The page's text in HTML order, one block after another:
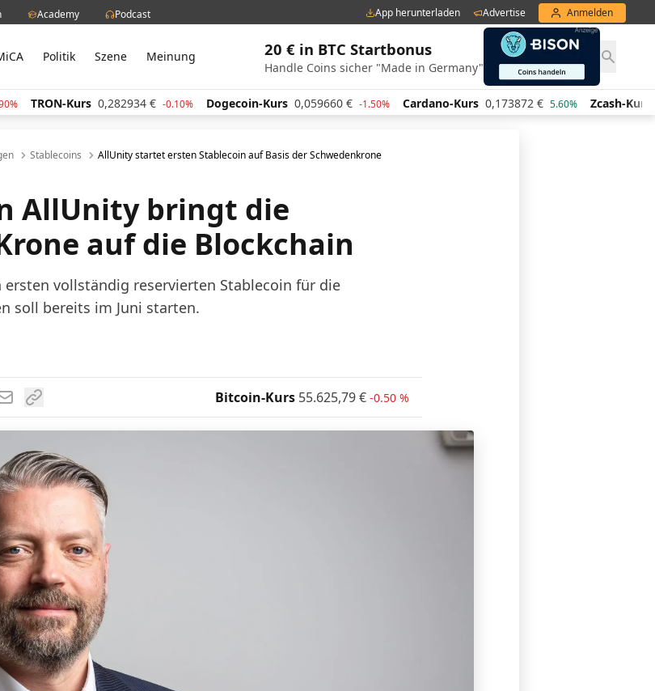
Academy Podcast App herunterladen Advertise Anmelden
Politik Szene Meinung 20 € in BTC Startbonus
Handle Coins sicher "Made in Germany"
Kurs 0,282934 € -0.10% Dogecoin-Kurs 0,059660 € -1.50% Cardano-Kurs 0,173872 € 5.60% Zcash-Kurs
Stablecoins AllUnity startet ersten Stablecoin auf Basis der Schwedenkrone
AllUnity bringt die
auf die Blockchain
ersten vollständig reservierten Stablecoin für die
soll bereits im Juni starten.
Bitcoin-Kurs 55.625,79€ -0.50 %